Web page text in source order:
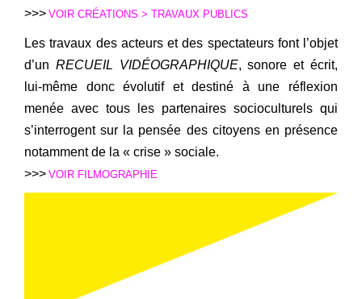
>>> VOIR CRÉATIONS > TRAVAUX PUBLICS
Les travaux des acteurs et des spectateurs font l’objet
d’un RECUEIL VIDÉOGRAPHIQUE, sonore et écrit,
lui-même donc évolutif et destiné à une réflexion
menée avec tous les partenaires socioculturels qui
s’interrogent sur la pensée des citoyens en présence
notamment de la « crise » sociale.
>>> VOIR FILMOGRAPHIE